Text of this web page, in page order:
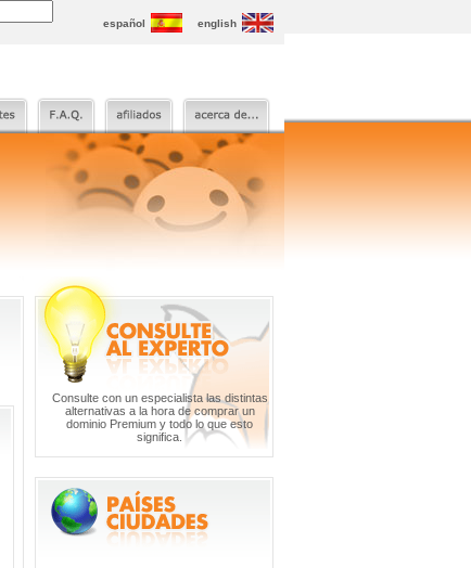
español
english
Consulte con un especialista las distintas
alternativas a la hora de comprar un
dominio Premium y todo lo que esto
significa.